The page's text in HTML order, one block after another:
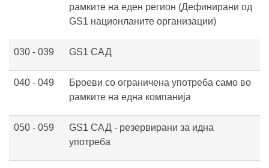
рамките на еден регион (Дефинирани од
GS1 национланите организации)
030 - 039 GS1 САД
040 - 049
Броеви со ограничена употреба само во
рамките на една компанија
050 - 059
GS1 САД - резервирани за идна
употреба